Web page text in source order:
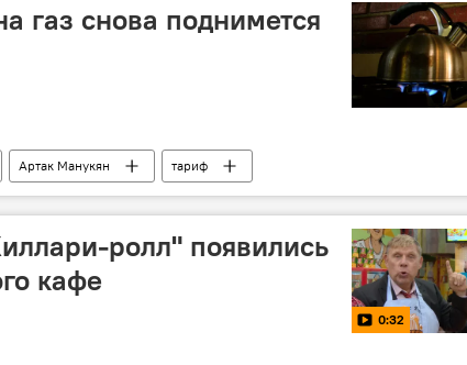
газ снова поднимется
Артак Манукян тариф
ролл" появились
кафе
0:32